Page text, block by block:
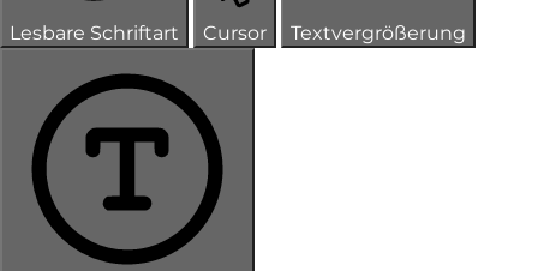
Lesbare Schriftart Cursor Textvergrößerung